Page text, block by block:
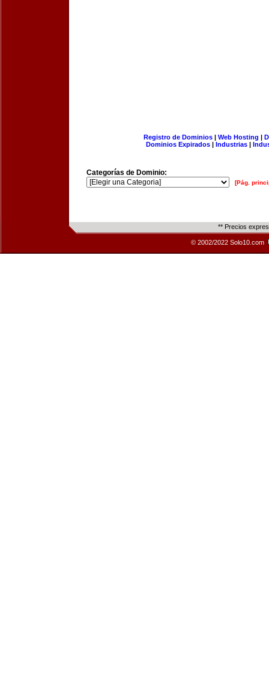
Registro de Dominios| Web Hosting |
Dominios Expirados | Industrias |
Categorías de Dominio:
[Pág.
** Precios
© 2002/2022 Solo10.com